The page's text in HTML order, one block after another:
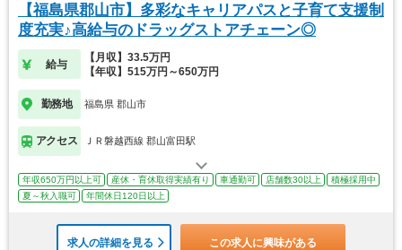
【福島県郡山市】多彩なキャリアパスと子育て支援制
度充実♪高給与のドラッグストアチェーン◎
給与
【月収】33.5万円
【年収】515万円～650万円
勤務地 福島県 郡山市
アクセス ＪＲ磐越西線 郡山富田駅
年収650万円以上可 産休・育休取得実績有り 車通勤可 店舗数30以上
積極採用中
夏～秋入職可
年間休日120日以上
求人の詳細を見る この求人に興味がある